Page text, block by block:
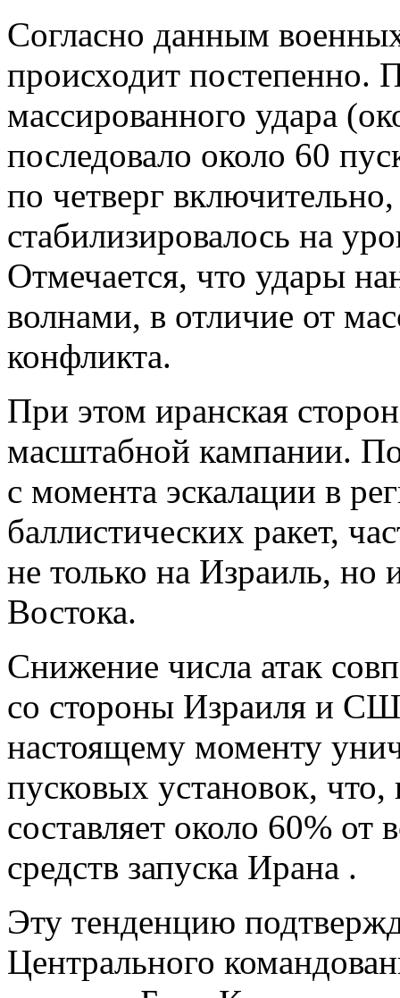
Согласно данным
происходит постепенно.
массированного удара
последовало около 60
по четверг
стабилизировалось на
Отмечается, что удары
волнами, в отличие от
конфликта.
При этом иранская
масштабной кампании.
с момента эскалации в
баллистических ракет,
не только на Израиль, но
Востока.
Снижение числа атак
со стороны Израиля и
настоящему моменту
пусковых установок,
составляет около 60% от
средств запуска Ирана .
Эту тенденцию
Центрального